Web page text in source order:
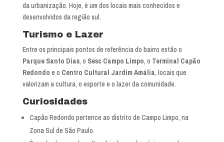
da urbanização. Hoje, é um dos locais mais conhecidos e
desenvolvidos da região sul.
Turismo e Lazer
Entre os principais pontos de referência do bairro estão o
Parque Santo Dias, o Sesc Campo Limpo, o Terminal Capão
Redondo e o Centro Cultural Jardim Amália, locais que
valorizam a cultura, o esporte e o lazer da comunidade.
Curiosidades
Capão Redondo pertence ao distrito de Campo Limpo, na
Zona Sul de São Paulo.